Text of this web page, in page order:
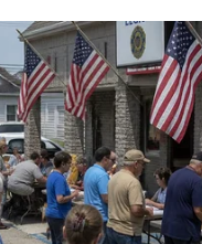
đã xuất sắc giành
Ý tưởng khởi
với giải thưởng